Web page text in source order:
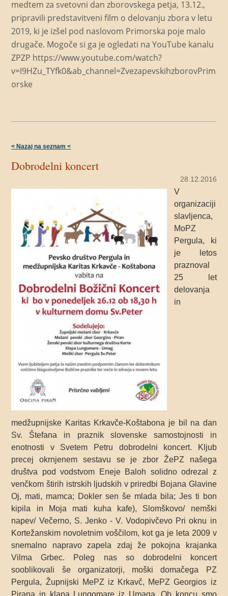
medtem za svetovni dan zborovskega petja, 13.12.,
pripravili predstavitveni film o delovanju zbora v letu
2019, ki je izšel pod naslovom Primorska poje malo
drugače. Mogoče si ga je ogledati na YouTube kanalu
ZPZP https://www.youtube.com/watch?
v=I9HZu_TYfk0&ab_channel=ZvezapevskihzborovPrim
orske
< Nazaj na seznam <
Dobrodelni koncert
28.12.2016
V
organizaciji
slavljenca,
MoPZ
Pergula, ki
je letos
praznoval
25 let
delovanja
in
medžupnijske Karitas Krkavče-Koštabona je bil na dan
Sv. Štefana in praznik slovenske samostojnosti in
enotnosti v Svetem Petru dobrodelni koncert. Kljub
precej okrnjenem sestavu se je zbor ŽePZ našega
društva pod vodstvom Eneje Baloh solidno odrezal z
venčkom štirih istrskih ljudskih v priredbi Bojana Glavine
Oj, mati, mamca; Dokler sen še mlada bila; Jes ti bon
kipila in Moja mati kuha kafe), Slomškovo/ nemški
napev/ Večerno, S. Jenko - V. Vodopivčevo Pri oknu in
Kortežanskim novoletnim voščilom, kot ga je leta 2009 v
snemalno napravo zapela zdaj že pokojna krajanka
Vilma Grbec. Poleg nas so dobrodelni koncert
sooblikovali še organizatorji, moški domačega PZ
Pergula, Župnijski MePZ iz Krkavč, MePZ Georgios iz
Pirana in klapa Lungomare iz Umaga. Ob koncu smo